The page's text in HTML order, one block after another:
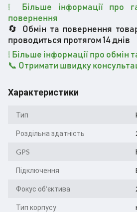
❕ Більше інформації про
повернення
🔄 Обмін та повернення
проводиться протягом 14 днів
❕ Більше інформації про обмін
📞 Отримати швидку
Характеристики
Тип
Роздільна здатність
GPS
Підключення
Фокус об’єктива
Тип корпусу